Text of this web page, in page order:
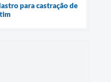
para castração de